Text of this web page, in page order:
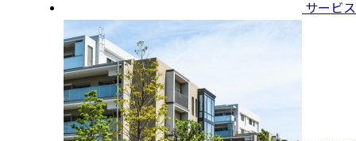
サービス